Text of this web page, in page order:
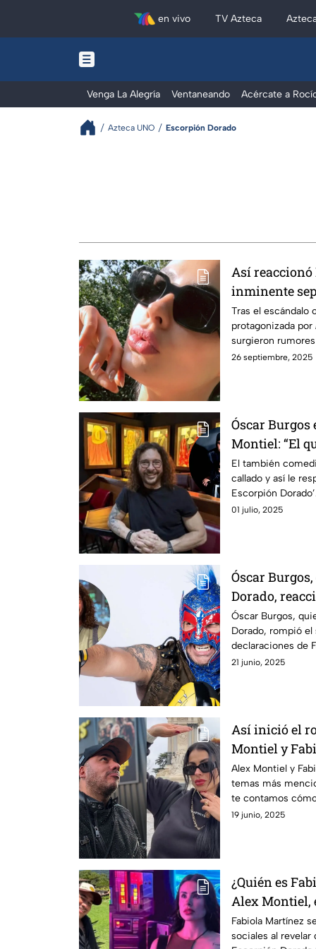
en vivo TV Azteca
Venga La Alegría Ventaneando Acércate a
Azteca UNO Escorpión Dorado
Así
inminente
y su esposa
Tras el escándalo
protagonizada
surgieron
creadora de
26 septiembre, 2025
Óscar
Montiel: “El
eras tú”
El también
callado y así le
Escorpión
01 julio, 2025
Óscar
Dorado,
supuesta
Óscar Burgos,
Dorado, rompió
declaraciones de
21 junio, 2025
Así inició el
Montiel y
estaba casado
Alex Montiel y
temas más
te contamos
19 junio, 2025
¿Quién es
Alex Montiel,
Fabiola Martínez
sociales al